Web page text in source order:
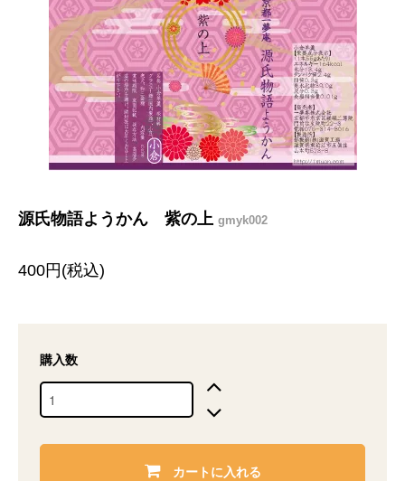
源氏物語ようかん 紫の上 gmyk002
400円(税込)
購入数
カートに入れる